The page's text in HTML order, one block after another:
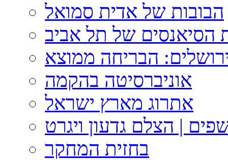
הבובות של אדית סמואל
של תל אביב
הבריחה ממוצא
אוניברסיטה בהקמה
אתרוג מארץ ישראל
| הצלם גדעון ויגרט
בחזית המחקר